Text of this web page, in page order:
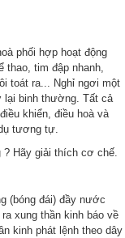
phối hợp hoạt động
tim đập nhanh,
toát ra... Nghỉ ngơi một
lại binh thường. Tất cả
khiển, điều hoà và
tương tự.
? Hãy giải thích cơ chế.
(bóng đái) đầy nước
xung thần kinh báo về
kinh phát lệnh theo dây